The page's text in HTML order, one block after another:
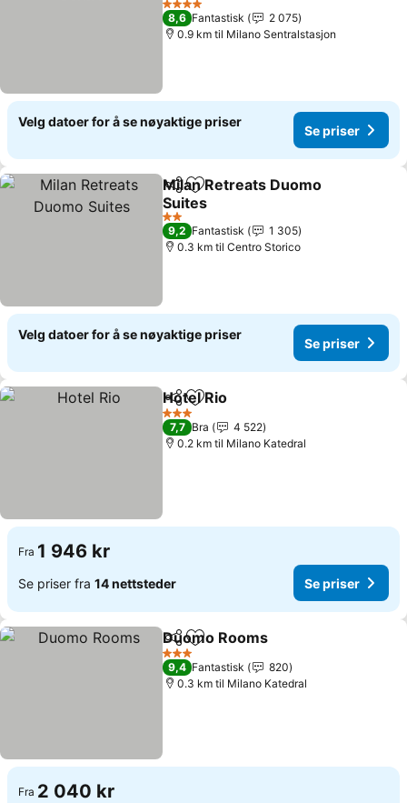
4 Stjerner
8,6 Fantastisk
2 075
0.9 km til Milano Sentralstasjon
Velg datoer for å se nøyaktige priser
Se priser
Del Legg til i favoritter
Milan Retreats Duomo
Suites
2 Stjerner
9,2 Fantastisk
1 305
0.3 km til Centro Storico
Velg datoer for å se nøyaktige priser
Se priser
Del Legg til i favoritter
Hotel Rio
3 Stjerner
7,7 Bra
4 522
0.2 km til Milano Katedral
Fra 1 946 kr
Se priser fra 14 nettsteder Se priser
Del Legg til i favoritter
Duomo Rooms
3 Stjerner
9,4 Fantastisk
820
0.3 km til Milano Katedral
Fra 2 040 kr